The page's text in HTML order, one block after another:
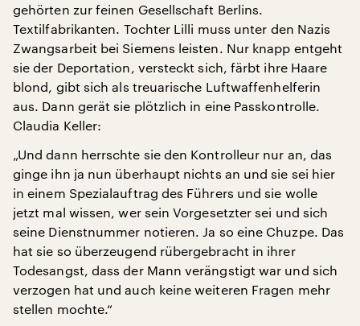
gehörten zur feinen Gesellschaft Berlins.
Textilfabrikanten. Tochter Lilli muss unter den Nazis
Zwangsarbeit bei Siemens leisten. Nur knapp entgeht
sie der Deportation, versteckt sich, färbt ihre Haare
blond, gibt sich als treuarische Luftwaffenhelferin
aus. Dann gerät sie plötzlich in eine Passkontrolle.
Claudia Keller:
„Und dann herrschte sie den Kontrolleur nur an, das
ginge ihn ja nun überhaupt nichts an und sie sei hier
in einem Spezialauftrag des Führers und sie wolle
jetzt mal wissen, wer sein Vorgesetzter sei und sich
seine Dienstnummer notieren. Ja so eine Chuzpe. Das
hat sie so überzeugend rübergebracht in ihrer
Todesangst, dass der Mann verängstigt war und sich
verzogen hat und auch keine weiteren Fragen mehr
stellen mochte.“